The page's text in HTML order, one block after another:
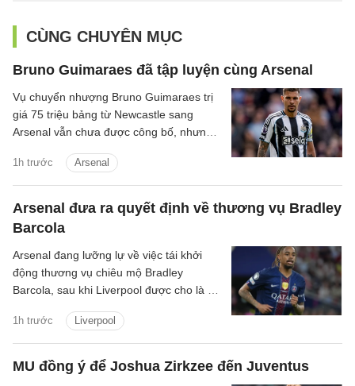
CÙNG CHUYÊN MỤC
Bruno Guimaraes đã tập luyện cùng Arsenal
1h trước Arsenal
Vụ chuyển nhượng Bruno Guimaraes trị
giá 75 triệu bảng từ Newcastle sang
Arsenal vẫn chưa được công bố, nhưng
Arsenal đưa ra quyết định về thương vụ Bradley
Barcola
1h trước Liverpool
Arsenal đang lưỡng lự về việc tái khởi
động thương vụ chiêu mộ Bradley
Barcola, sau khi Liverpool được cho là đã
MU đồng ý để Joshua Zirkzee đến Juventus